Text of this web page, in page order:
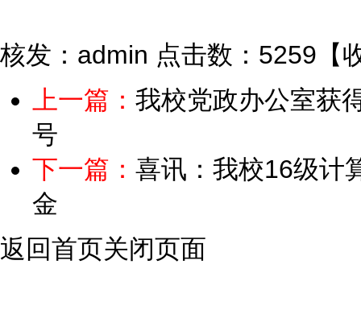
核发：admin 点击数：5259 【
上一篇： 我校党政办公室获
号
下一篇： 喜讯：我校16级计
金
返回首页关闭页面